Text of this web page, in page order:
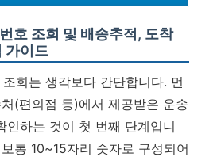
호 조회 및 배송추적, 도착
가이드
회는 생각보다 간단합니다. 먼
(편의점 등)에서 제공받은 운송
인하는 것이 첫 번째 단계입니
통 10~15자리 숫자로 구성되어